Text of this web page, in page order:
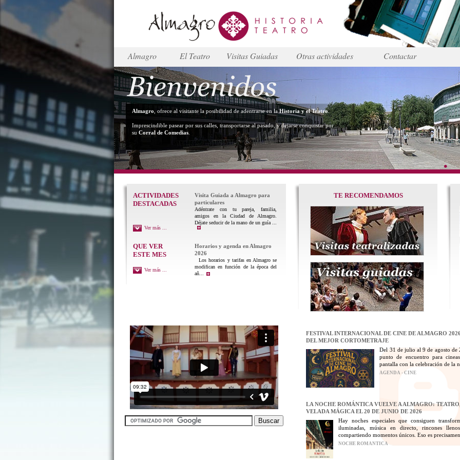
Almagro El Teatro Visitas Guiadas Otras actividades Contactar
Almagro , ofrece al visitante la posibilidad de adentrarse en laHistoria y el Teatro.
Imprescindible pasear por sus calles, transportarse al pasado, y dejarse conquistar por
su Corral de Comedias
ACTIVIDADES
DESTACADAS
Visita Guiada a Almagro para
particulares
Adéntrate con tu pareja, familia,
amigos en la Ciudad de Almagro.
Déjate seducir de la mano de un guía ...
Ver más ...
QUE VER
ESTE MES
Horarios y agenda en Almagro
2026
Los horarios y tarifas en Almagro se
modifican en función de la época del
añ...
Ver más ...
TE RECOMENDAMOS
FESTIVAL INTERNACIONAL DE CINE DE ALMAGRO
DEL MEJOR CORTOMETRAJE
Del 31 de julio al 9 de agosto de
punto de encuentro para
pantalla con la celebración de la
AGENDA - CINE
LA NOCHE ROMÁNTICA VUELVE A ALMAGRO:
VELADA MÁGICA EL 20 DE JUNIO DE 2026
Hay noches especiales que consiguen
iluminadas, música en directo, rincones
compartiendo momentos únicos. Eso es
NOCHE ROMANTICA